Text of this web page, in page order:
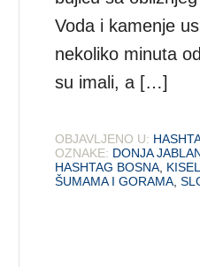
Voda i kamenje
nekoliko minuta
su imali, a […]
OBJAVLJENO U:
OZNAKE: DONJA
HASHTAG BOSNA
ŠUMAMA I GORAMA ,